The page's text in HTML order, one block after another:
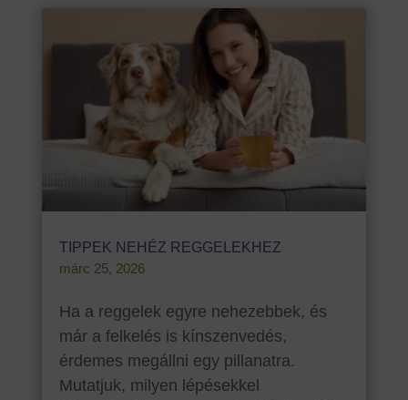
TIPPEK NEHÉZ REGGELEKHEZ
márc 25, 2026
Ha a reggelek egyre nehezebbek, és
már a felkelés is kínszenvedés,
érdemes megállni egy pillanatra.
Mutatjuk, milyen lépésekkel